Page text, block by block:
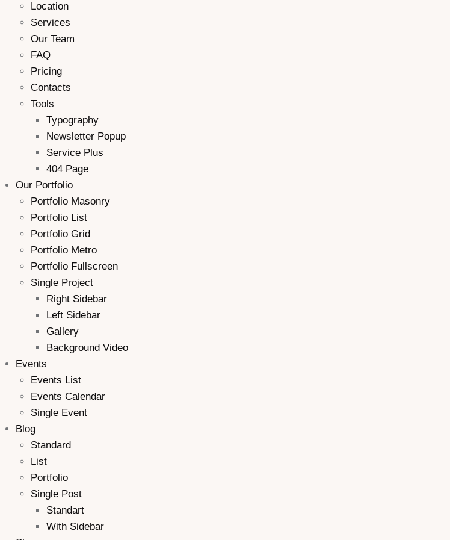
Location
Services
Our Team
FAQ
Pricing
Contacts
Tools
Typography
Newsletter Popup
Service Plus
404 Page
Our Portfolio
Portfolio Masonry
Portfolio List
Portfolio Grid
Portfolio Metro
Portfolio Fullscreen
Single Project
Right Sidebar
Left Sidebar
Gallery
Background Video
Events
Events List
Events Calendar
Single Event
Blog
Standard
List
Portfolio
Single Post
Standart
With Sidebar